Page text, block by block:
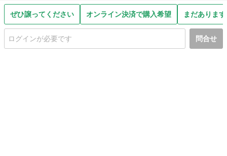
ぜひ譲ってください オンライン決済で購入希望 まだありま
問合せ